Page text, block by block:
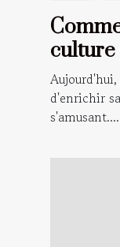
culture
d'enrichir
s'amusant....